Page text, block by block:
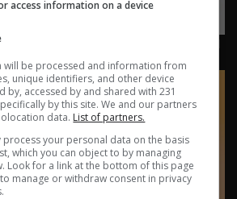
access information on a device
will be processed and information from
unique identifiers, and other device
by, accessed by and shared with 231
by this site. We and our partners
data. List of partners.
process your personal data on the basis
which you can object to by managing
Look for a link at the bottom of this page
manage or withdraw consent in privacy